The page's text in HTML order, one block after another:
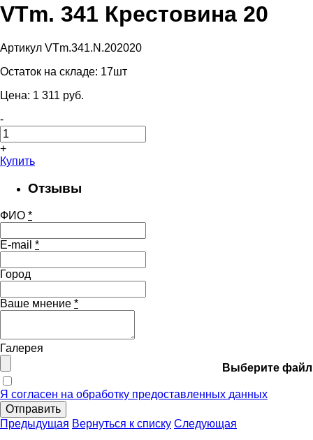
VTm. 341 Крестовина 20
Артикул VTm.341.N.202020
Остаток на складе: 17шт
Цена: 1 311 pуб.
-
+
Купить
Отзывы
ФИО *
E-mail *
Город
Ваше мнение *
Галерея
Выберите файл
Я согласен на обработку предоставленных данных
Отправить
Предыдущая Вернуться к списку Следующая